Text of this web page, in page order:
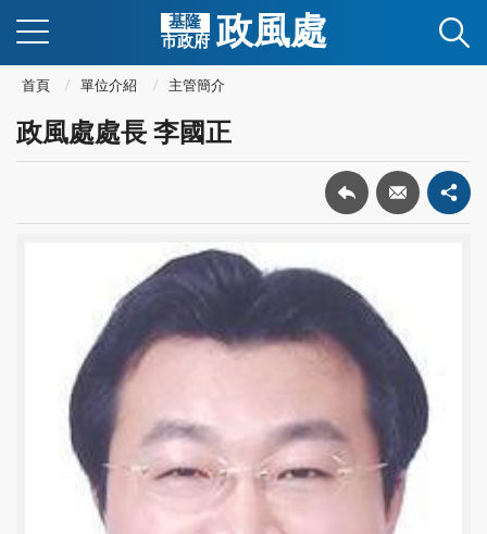
基隆
市政府 政風處
首頁 單位介紹 主管簡介
政風處處長 李國正